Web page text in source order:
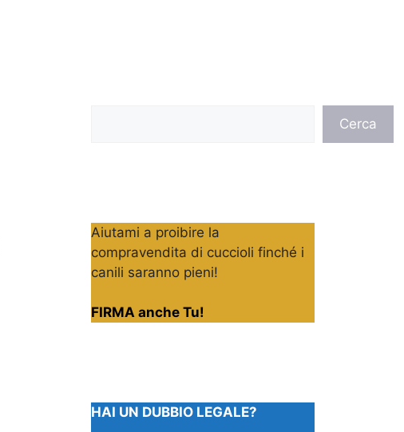
Cerca
Aiutami a proibire la
compravendita di cuccioli finché i
canili saranno pieni!
FIRMA anche Tu!
HAI UN DUBBIO LEGALE?